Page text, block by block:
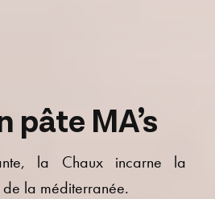
pâte MA’s
la Chaux incarne la
la méditerranée.